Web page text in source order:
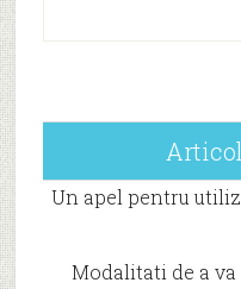
Un apel pentru
Modalitati de a